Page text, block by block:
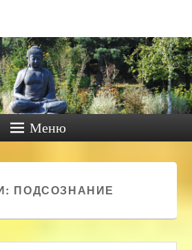
Меню
ПОДСОЗНАНИЕ